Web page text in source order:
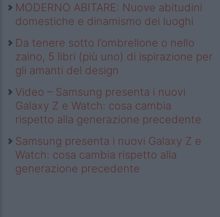
MODERNO ABITARE: Nuove abitudini
domestiche e dinamismo dei luoghi
Da tenere sotto l’ombrellone o nello
zaino, 5 libri (più uno) di ispirazione per
gli amanti del design
Video – Samsung presenta i nuovi
Galaxy Z e Watch: cosa cambia
rispetto alla generazione precedente
Samsung presenta i nuovi Galaxy Z e
Watch: cosa cambia rispetto alla
generazione precedente